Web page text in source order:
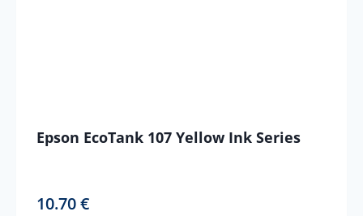
Epson EcoTank 107 Yellow Ink Series
10.70€